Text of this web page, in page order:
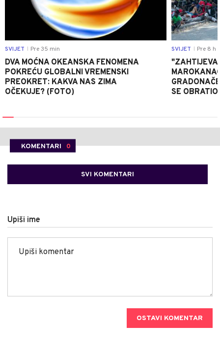
SVIJET Pre 35 min
DVA MOĆNA OKEANSKA FENOMENA
POKREĆU GLOBALNI VREMENSKI
PREOKRET: KAKVA NAS ZIMA
OČEKUJE? (FOTO)
SVIJET Pre 8 h
SE
KOMENTARI 0
SVI KOMENTARI
Upiši ime
OSTAVI KOMENTAR